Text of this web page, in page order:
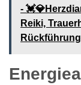
-
Reiki,